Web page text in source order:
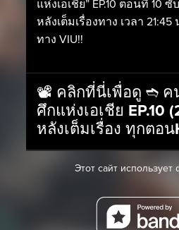
แห่งเอเชีย” EP.10 ตอนที่ 10
หลังเต็มเรื่องทาง เวลา 21:45
ทาง VIU!!
📽️ คลิกที่นี่เพื่อดู ➬ ค
ศึกแห่งเอเชีย EP.10
หลังเต็มเรื่อง ทุกตอน
Этот сайт использует